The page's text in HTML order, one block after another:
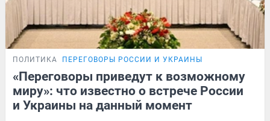
ПОЛИТИКА ПЕРЕГОВОРЫ РОССИИ И УКРАИНЫ
«Переговоры приведут к возможному
миру»: что известно о встрече России
и Украины на данный момент